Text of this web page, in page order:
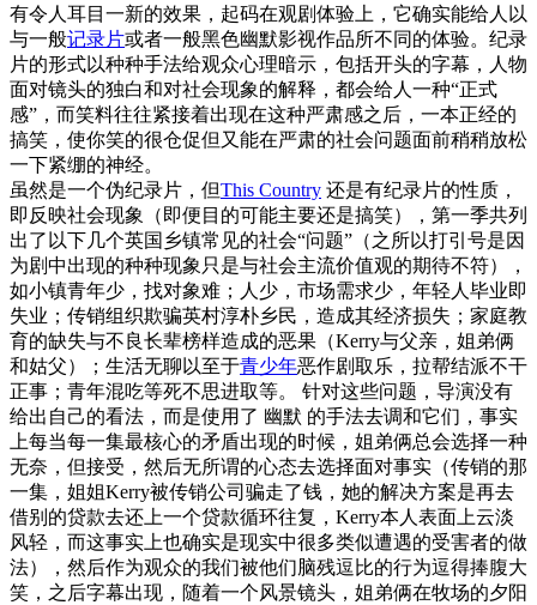
有令人耳目一新的效果，起码在观剧体验上，它确实能给人以
与一般记录片或者一般黑色幽默影视作品所不同的体验。纪录
片的形式以种种手法给观众心理暗示，包括开头的字幕，人物
面对镜头的独白和对社会现象的解释，都会给人一种“正式
感”，而笑料往往紧接着出现在这种严肃感之后，一本正经的
搞笑，使你笑的很仓促但又能在严肃的社会问题面前稍稍放松
一下紧绷的神经。
虽然是一个伪纪录片，但This Country 还是有纪录片的性质，
即反映社会现象（即便目的可能主要还是搞笑），第一季共列
出了以下几个英国乡镇常见的社会“问题”（之所以打引号是因
为剧中出现的种种现象只是与社会主流价值观的期待不符），
如小镇青年少，找对象难；人少，市场需求少，年轻人毕业即
失业；传销组织欺骗英村淳朴乡民，造成其经济损失；家庭教
育的缺失与不良长辈榜样造成的恶果（Kerry与父亲，姐弟俩
和姑父）；生活无聊以至于青少年恶作剧取乐，拉帮结派不干
正事；青年混吃等死不思进取等。 针对这些问题，导演没有
给出自己的看法，而是使用了 幽默 的手法去调和它们，事实
上每当每一集最核心的矛盾出现的时候，姐弟俩总会选择一种
无奈，但接受，然后无所谓的心态去选择面对事实（传销的那
一集，姐姐Kerry被传销公司骗走了钱，她的解决方案是再去
借别的贷款去还上一个贷款循环往复，Kerry本人表面上云淡
风轻，而这事实上也确实是现实中很多类似遭遇的受害者的做
法），然后作为观众的我们被他们脑残逗比的行为逗得捧腹大
笑，之后字幕出现，随着一个风景镜头，姐弟俩在牧场的夕阳